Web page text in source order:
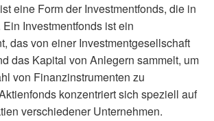
eine Form der Investmentfonds, die in
Investmentfonds ist ein
das von einer Investmentgesellschaft
das Kapital von Anlegern sammelt, um
von Finanzinstrumenten zu
konzentriert sich speziell auf
verschiedener Unternehmen.